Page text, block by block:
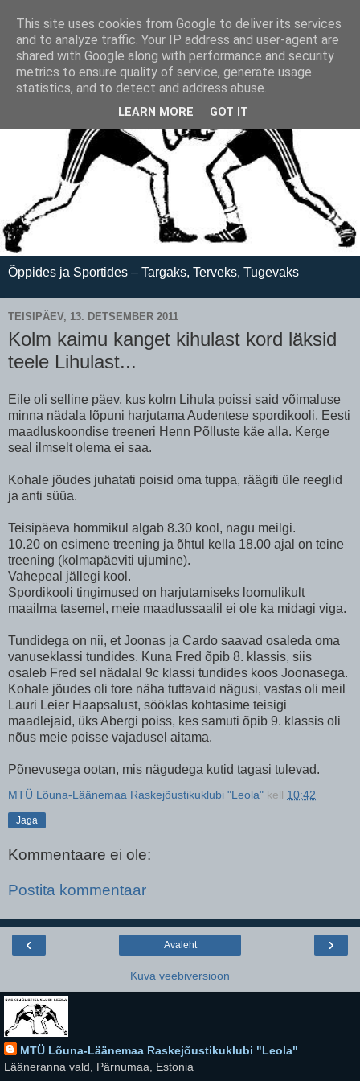
Õppides ja Sportides – Targaks, Terveks, Tugevaks
TEISIPÄEV, 13. DETSEMBER 2011
Kolm kaimu kanget kihulast kord läksid
teele Lihulast...
Eile oli selline päev, kus kolm Lihula poissi said võimaluse
minna nädala lõpuni harjutama Audentese spordikooli, Eesti
maadluskoondise treeneri Henn Põlluste käe alla. Kerge
seal ilmselt olema ei saa.
Kohale jõudes juhatati poisid oma tuppa, räägiti üle reeglid
ja anti süüa.
Teisipäeva hommikul algab 8.30 kool, nagu meilgi.
10.20 on esimene treening ja õhtul kella 18.00 ajal on teine
treening (kolmapäeviti ujumine).
Vahepeal jällegi kool.
Spordikooli tingimused on harjutamiseks loomulikult
maailma tasemel, meie maadlussaalil ei ole ka midagi viga.
Tundidega on nii, et Joonas ja Cardo saavad osaleda oma
vanuseklassi tundides. Kuna Fred õpib 8. klassis, siis
osaleb Fred sel nädalal 9c klassi tundides koos Joonasega.
Kohale jõudes oli tore näha tuttavaid nägusi, vastas oli meil
Lauri Leier Haapsalust, sööklas kohtasime teisigi
maadlejaid, üks Abergi poiss, kes samuti õpib 9. klassis oli
nõus meie poisse vajadusel aitama.
Põnevusega ootan, mis nägudega kutid tagasi tulevad.
MTÜ Lõuna-Läänemaa Raskejõustikuklubi "Leola" kell 10:42
Jaga
Kommentaare ei ole:
Postita kommentaar
‹ ›
Avaleht
Kuva veebiversioon
MTÜ Lõuna-Läänemaa Raskejõustikuklubi "Leola"
Lääneranna vald, Pärnumaa, Estonia
This site uses cookies from Google to deliver its services
and to analyze traffic. Your IP address and user-agent are
shared with Google along with performance and security
metrics to ensure quality of service, generate usage
statistics, and to detect and address abuse.
LEARN MORE GOT IT